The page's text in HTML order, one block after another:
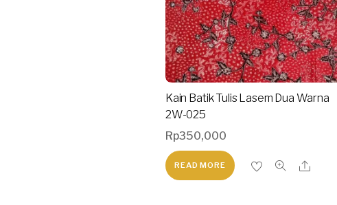
Kain Batik Tulis Lasem Dua Warna
2W-025
Rp350,000
READ MORE